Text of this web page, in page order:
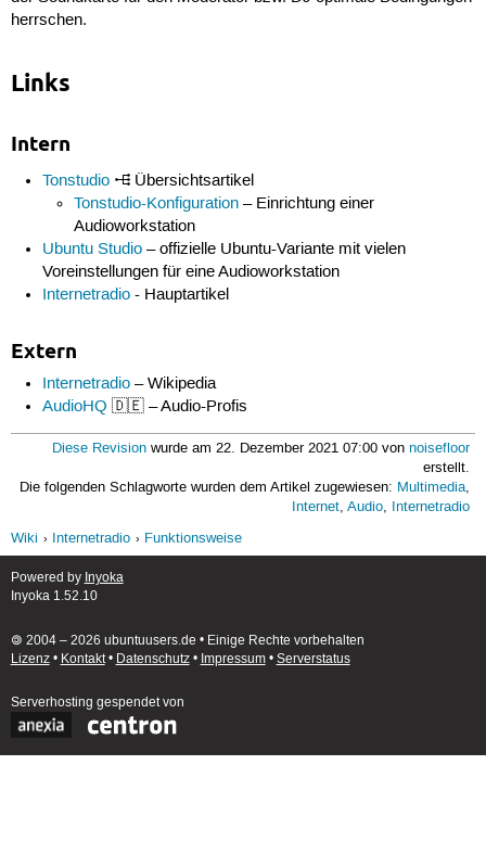
herrschen.
Links
Intern
Tonstudio
Übersichtsartikel
Tonstudio-Konfiguration – Einrichtung einer
Audioworkstation
Ubuntu Studio – offizielle Ubuntu-Variante mit vielen
Voreinstellungen für eine Audioworkstation
Internetradio - Hauptartikel
Extern
Internetradio – Wikipedia
AudioHQ 🇩🇪 – Audio-Profis
Diese Revision wurde am 22. Dezember 2021 07:00 vonnoisefloor
erstellt.
Die folgenden Schlagworte wurden dem Artikel zugewiesen: Multimedia,
Internet,Audio, Internetradio
Wiki
Internetradio Funktionsweise
Powered by Inyoka
Inyoka 1.52.10
🄯 2004 – 2026 ubuntuusers.de • Einige Rechte vorbehalten
Lizenz• Kontakt• Datenschutz• Impressum• Serverstatus
Serverhosting gespendet von